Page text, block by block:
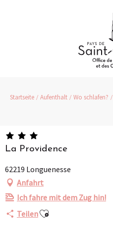
Startseite Aufenthalt Wo schlafen?
La Providence
62219 Longuenesse
Anfahrt
Ich fahre mit dem Zug hin!
TeilenAjouter aux favoris